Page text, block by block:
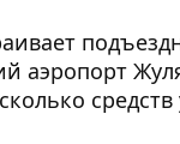
аэропорт